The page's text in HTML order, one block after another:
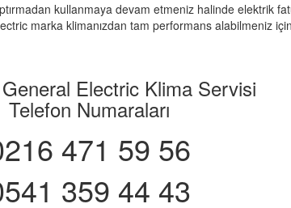
kullanmaya devam etmeniz halinde elektrik
marka klimanızdan tam performans alabilmeniz için
Electric Klima Servisi
Telefon Numaraları
471 59 56
359 44 43